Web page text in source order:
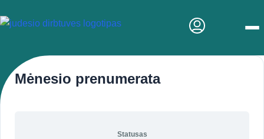
Mėnesio prenumerata
Statusas